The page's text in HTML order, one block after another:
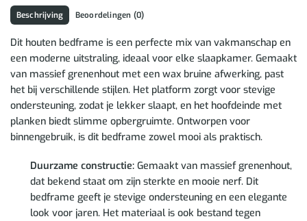
Beschrijving Beoordelingen (0)
Dit houten bedframe is een perfecte mix van vakmanschap en
een moderne uitstraling, ideaal voor elke slaapkamer. Gemaakt
van massief grenenhout met een wax bruine afwerking, past
het bij verschillende stijlen. Het platform zorgt voor stevige
ondersteuning, zodat je lekker slaapt, en het hoofdeinde met
planken biedt slimme opbergruimte. Ontworpen voor
binnengebruik, is dit bedframe zowel mooi als praktisch.
Duurzame constructie:Gemaakt van massief grenenhout,
dat bekend staat om zijn sterkte en mooie nerf. Dit
bedframe geeft je stevige ondersteuning en een elegante
look voor jaren. Het materiaal is ook bestand tegen